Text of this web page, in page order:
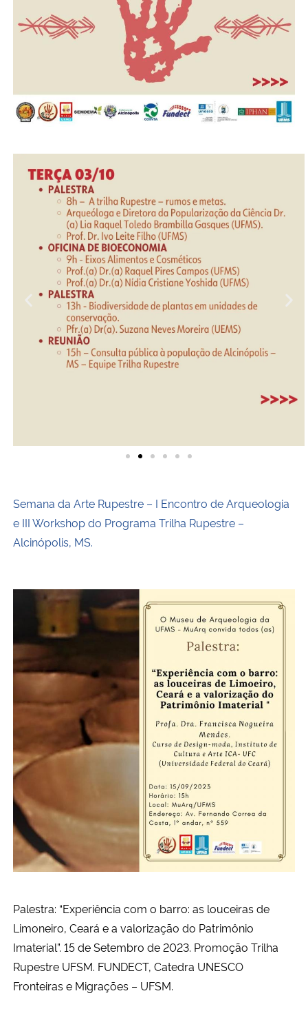
Semana da Arte Rupestre – I Encontro de Arqueologia
e III Workshop do Programa Trilha Rupestre –
Alcinópolis, MS.
Palestra: “Experiência com o barro: as louceiras de
Limoneiro, Ceará e a valorização do Patrimônio
Imaterial”. 15 de Setembro de 2023. Promoção Trilha
Rupestre UFSM. FUNDECT, Catedra UNESCO
Fronteiras e Migrações – UFSM.